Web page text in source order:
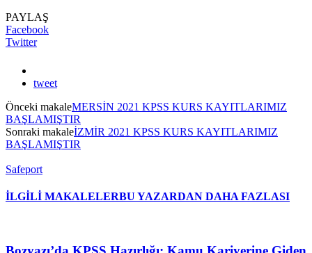
PAYLAŞ
Facebook
Twitter
tweet
Önceki makaleMERSİN 2021 KPSS KURS KAYITLARIMIZ
BAŞLAMIŞTIR
Sonraki makaleİZMİR 2021 KPSS KURS KAYITLARIMIZ
BAŞLAMIŞTIR
Safeport
İLGİLİ MAKALELERBU YAZARDAN DAHA FAZLASI